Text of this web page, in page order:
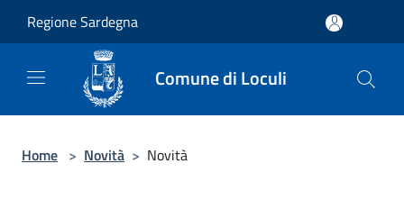
Regione Sardegna
Comune di Loculi
Home > Novità > Novità